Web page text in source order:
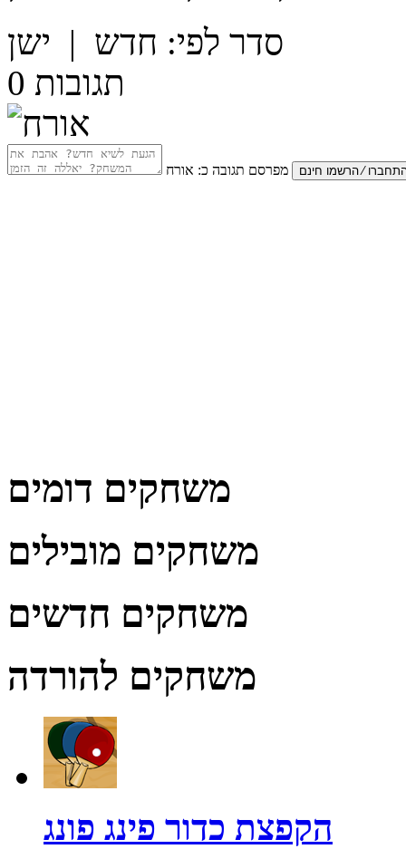
סדר לפי: חדש | ישן
0 תגובות
מפרסם תגובה כ: אורח
משחקים דומים
משחקים מובילים
משחקים חדשים
משחקים להורדה
הקפצת כדור פינג פונג